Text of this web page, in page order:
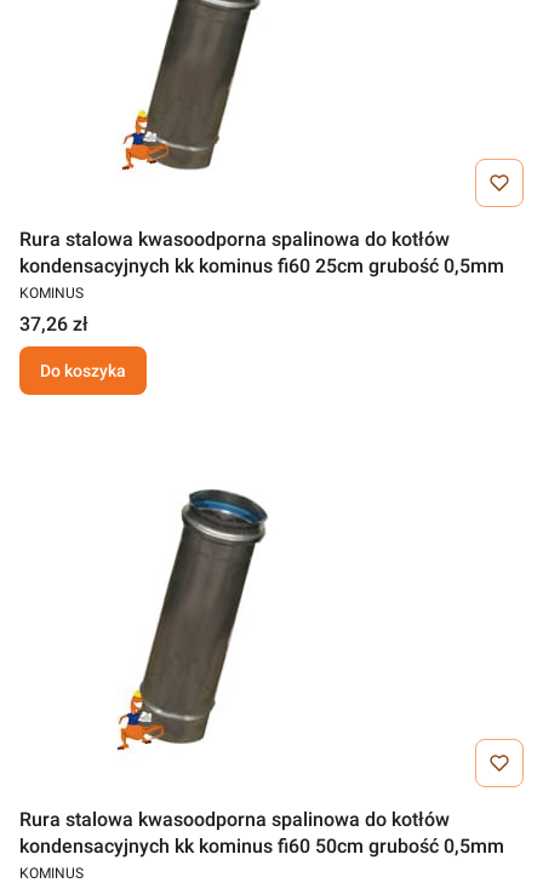
Rura stalowa kwasoodporna spalinowa do kotłów
kondensacyjnych kk kominus fi60 25cm grubość 0,5mm
KOMINUS
37,26 zł
Do koszyka
Rura stalowa kwasoodporna spalinowa do kotłów
kondensacyjnych kk kominus fi60 50cm grubość 0,5mm
KOMINUS